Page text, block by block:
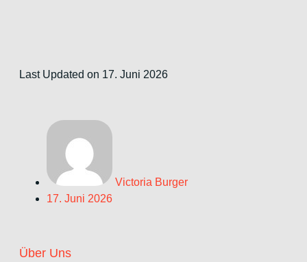
Last Updated on 17. Juni 2026
Victoria Burger
17. Juni 2026
Über Uns